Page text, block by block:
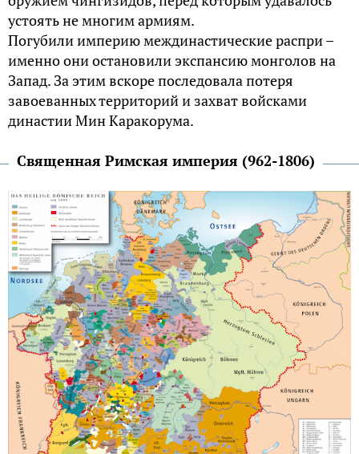
устоять не многим армиям.
Погубили империю междинастические распри –
именно они остановили экспансию монголов на
Запад. За этим вскоре последовала потеря
завоеванных территорий и захват войсками
династии Мин Каракорума.
Священная Римская империя (962-1806)